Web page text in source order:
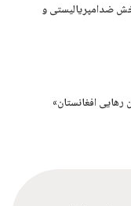
ضدامپریالیستی و
رهایی افغانستان»